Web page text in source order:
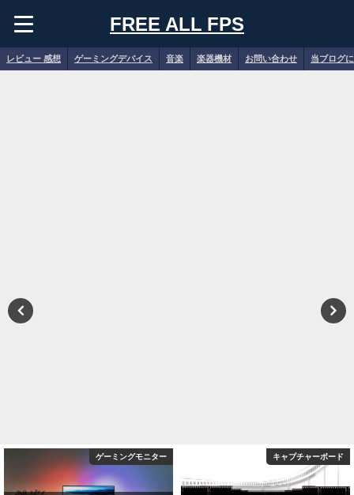
FREE ALL FPS
レビュー 感想 ゲーミングデバイス 音楽 楽器機材 お問い合わせ 当ブログ
ゲーミングモニター キャプチャーボード